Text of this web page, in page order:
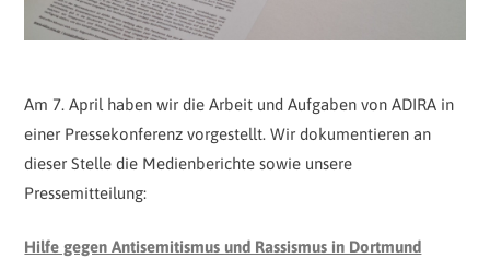
Am 7. April haben wir die Arbeit und Aufgaben von ADIRA in
einer Pressekonferenz vorgestellt. Wir dokumentieren an
dieser Stelle die Medienberichte sowie unsere
Pressemitteilung:
Hilfe gegen Antisemitismus und Rassismus in Dortmund